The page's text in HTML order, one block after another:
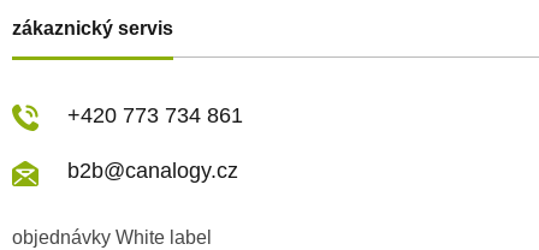
zákaznický servis
objednávky White label
+420 773 734 861
b2b@canalogy.cz